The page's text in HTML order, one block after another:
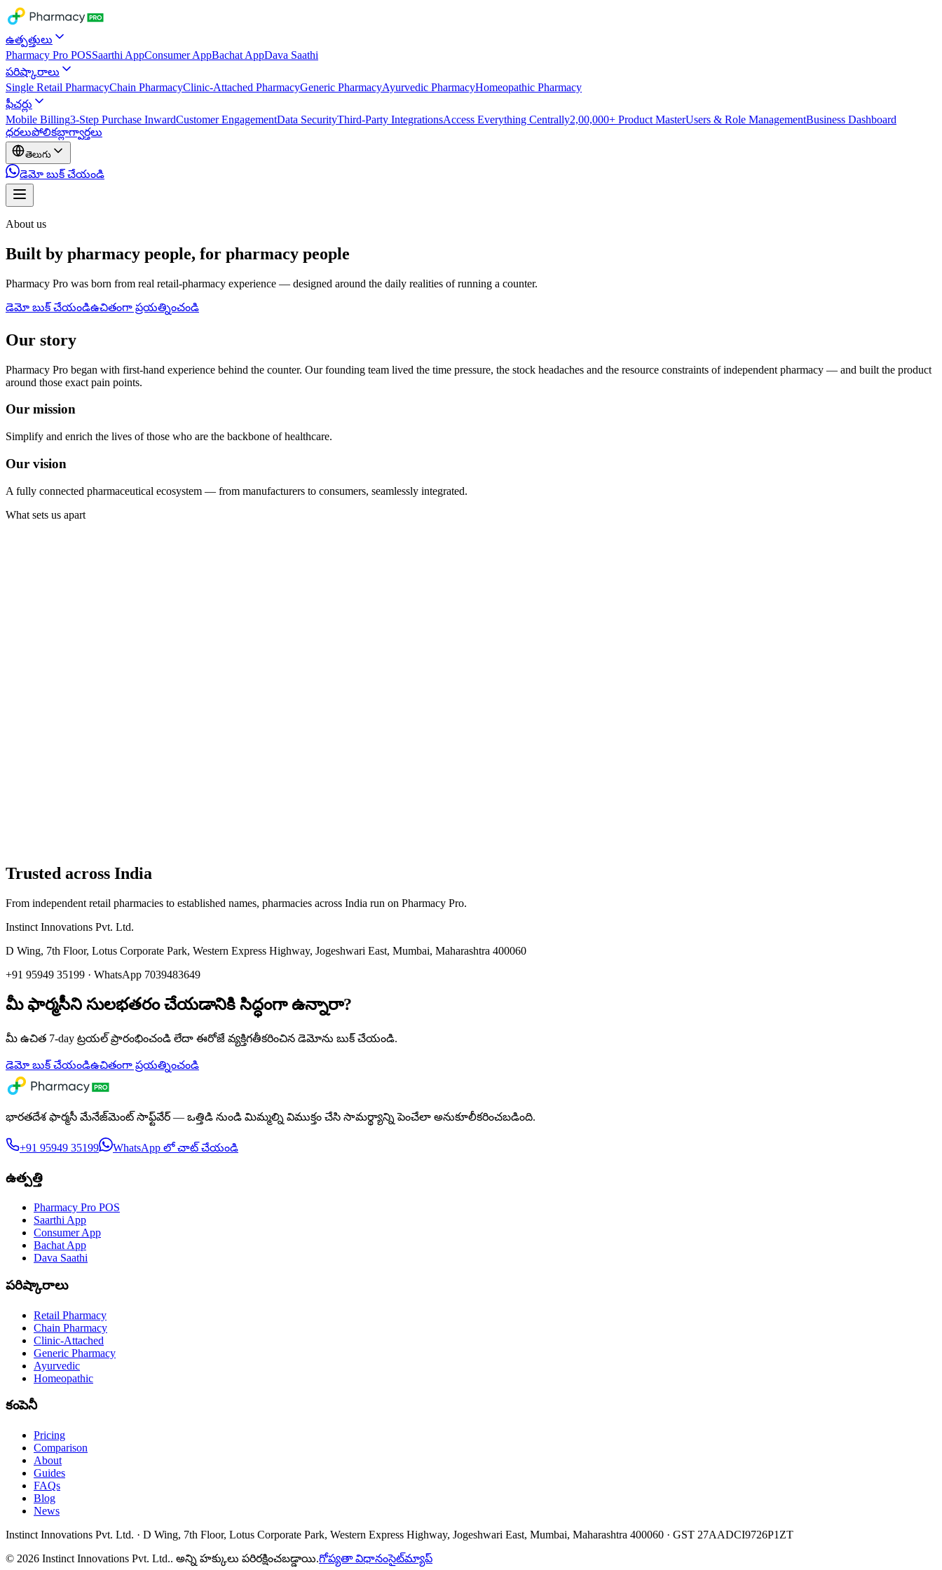
ఉత్పత్తులు
Pharmacy Pro POSSaarthi AppConsumer AppBachat AppDava Saathi
పరిష్కారాలు
Single Retail PharmacyChain PharmacyClinic-Attached PharmacyGeneric PharmacyAyurvedic PharmacyHomeopathic Pharmacy
ఫీచర్లు
Mobile Billing3-Step Purchase InwardCustomer EngagementData SecurityThird-Party IntegrationsAccess Everything Centrally2,00,000+ Product MasterUsers & Role ManagementBusiness Dashboard
ధరలుపోలికబ్లాగ్వార్తలు
తెలుగు
డెమో బుక్ చేయండి
About us
Built by pharmacy people, for pharmacy people
Pharmacy Pro was born from real retail-pharmacy experience — designed around the daily realities of running a counter.
డెమో బుక్ చేయండిఉచితంగా ప్రయత్నించండి
Our story
Pharmacy Pro began with first-hand experience behind the counter. Our founding team lived the time pressure, the stock headaches and the resource constraints of independent pharmacy — and built the product
around those exact pain points.
Our mission
Simplify and enrich the lives of those who are the backbone of healthcare.
Our vision
A fully connected pharmaceutical ecosystem — from manufacturers to consumers, seamlessly integrated.
What sets us apart
Trusted across India
From independent retail pharmacies to established names, pharmacies across India run on Pharmacy Pro.
Instinct Innovations Pvt. Ltd.
D Wing, 7th Floor, Lotus Corporate Park, Western Express Highway, Jogeshwari East, Mumbai, Maharashtra 400060
+91 95949 35199 · WhatsApp 7039483649
మీ ఫార్మసీని సులభతరం చేయడానికి సిద్ధంగా ఉన్నారా?
మీ ఉచిత 7-day ట్రయల్ ప్రారంభించండి లేదా ఈరోజే వ్యక్తిగతీకరించిన డెమోను బుక్ చేయండి.
డెమో బుక్ చేయండిఉచితంగా ప్రయత్నించండి
భారతదేశ ఫార్మసీ మేనేజ్‌మెంట్ సాఫ్ట్‌వేర్ — ఒత్తిడి నుండి మిమ్మల్ని విముక్తం చేసి సామర్థ్యాన్ని పెంచేలా అనుకూలీకరించబడింది.
+91 95949 35199 WhatsApp లో చాట్ చేయండి
ఉత్పత్తి
Pharmacy Pro POS
Saarthi App
Consumer App
Bachat App
Dava Saathi
పరిష్కారాలు
Retail Pharmacy
Chain Pharmacy
Clinic-Attached
Generic Pharmacy
Ayurvedic
Homeopathic
కంపెనీ
Pricing
Comparison
About
Guides
FAQs
Blog
News
Instinct Innovations Pvt. Ltd. · D Wing, 7th Floor, Lotus Corporate Park, Western Express Highway, Jogeshwari East, Mumbai, Maharashtra 400060 · GST 27AADCI9726P1ZT
© 2026 Instinct Innovations Pvt. Ltd.. అన్ని హక్కులు పరిరక్షించబడ్డాయి.గోప్యతా విధానంసైట్‌మ్యాప్